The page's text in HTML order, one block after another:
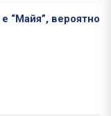
“Майя”, вероятно